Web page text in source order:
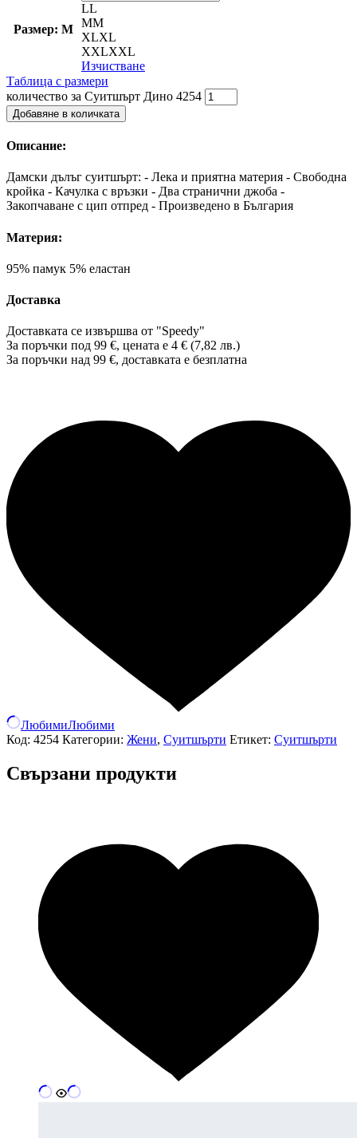
Размер: M
LL
MM
XLXL
XXLXXL
Изчистване
Таблица с размери
количество за Суитшърт Дино 4254
Добавяне в количката
Описание:
Дамски дълъг суитшърт: - Лека и приятна материя - Свободна
кройка - Качулка с връзки - Два странични джоба -
Закопчаване с цип отпред - Произведено в България
Материя:
95% памук 5% еластан
Доставка
Доставката се извършва от "Speedy"
За поръчки под 99 €, цената е 4 € (7,82 лв.)
За поръчки над 99 €, доставката е безплатна
ЛюбимиЛюбими
Код: 4254 Категории: Жени, Суитшърти Етикет: Суитшърти
Свързани продукти